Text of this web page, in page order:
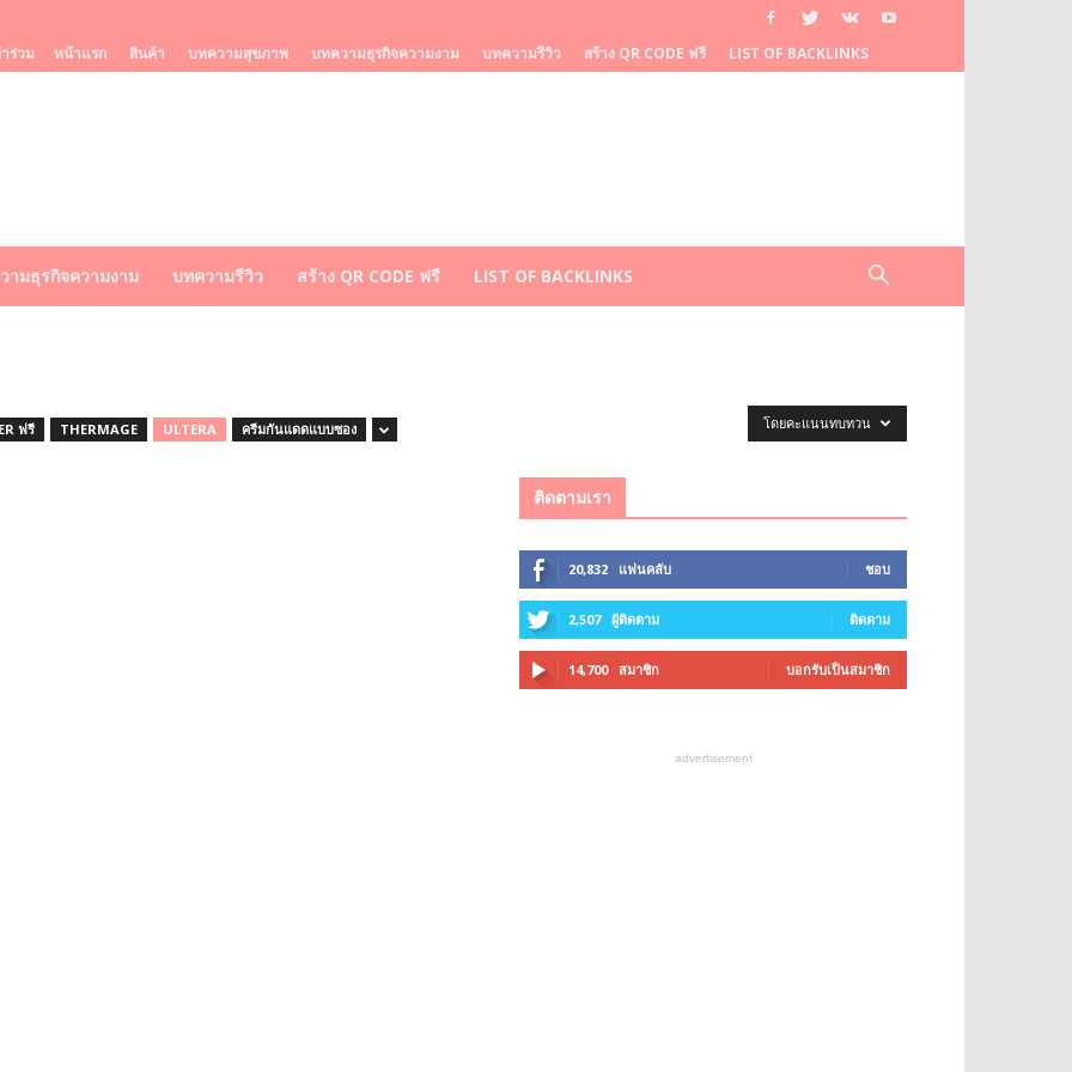
ร่วม หน้าแรก สินค้า บทความสุขภาพ บทความธุรกิจความงาม บทความรีวิว สร้าง QR CODE ฟรี LIST OF BACKLINKS
ามธุรกิจความงาม บทความรีวิว สร้าง QR CODE ฟรี LIST OF BACKLINKS
ฟรี THERMAGE ULTERA ครีมกันแดดแบบซอง โดยคะแนนทบทวน
ติดตามเรา
20,832 แฟนคลับ ชอบ
2,507 ผู้ติดตาม ติดตาม
14,700 สมาชิก บอกรับเป็นสมาชิก
advertisement